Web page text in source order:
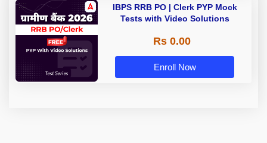
IBPS RRB PO | Clerk PYP Mock
Tests with Video Solutions
Rs 0.00
Enroll Now